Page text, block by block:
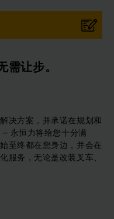
让步。
决方案，并承诺在规划和
永恒力将给您十分满
至终都在您身边，并会在
服务，无论是改装叉车、